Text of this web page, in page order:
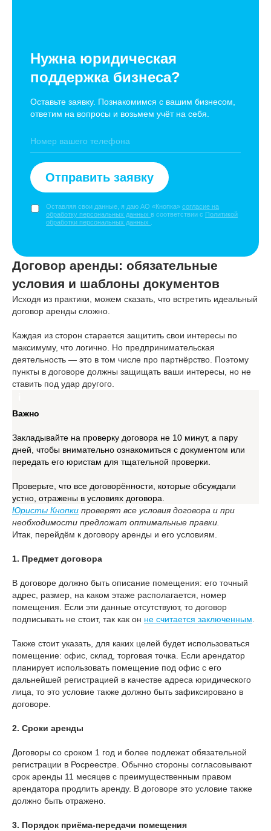
Нужна юридическая
поддержка бизнеса?
Оставьте заявку. Познакомимся с вашим бизнесом,
ответим на вопросы и возьмем учёт на себя.
Отправить заявку
Оставляя свои данные, я даю АО «Кнопка» согласие на
обработку персональных данных в соответствии с Политикой
обработки персональных данных
Договор аренды: обязательные
условия и шаблоны документов
Исходя из практики, можем сказать, что встретить идеальный
договор аренды сложно.
Каждая из сторон старается защитить свои интересы по
максимуму, что логично. Но предпринимательская
деятельность — это в том числе про партнёрство. Поэтому
пункты в договоре должны защищать ваши интересы, но не
ставить под удар другого.
Важно
Закладывайте на проверку договора не 10 минут, а пару
дней, чтобы внимательно ознакомиться с документом или
передать его юристам для тщательной проверки.
Проверьте, что все договорённости, которые обсуждали
устно, отражены в условиях договора.
Юристы Кнопки проверят все условия договора и при
необходимости предложат оптимальные правки.
Итак, перейдём к договору аренды и его условиям.
1. Предмет договора
В договоре должно быть описание помещения: его точный
адрес, размер, на каком этаже располагается, номер
помещения. Если эти данные отсутствуют, то договор
подписывать не стоит, так как он не считается заключенным
Также стоит указать, для каких целей будет использоваться
помещение: офис, склад, торговая точка. Если арендатор
планирует использовать помещение под офис с его
дальнейшей регистрацией в качестве адреса юридического
лица, то это условие также должно быть зафиксировано в
договоре.
2. Сроки аренды
Договоры со сроком 1 год и более подлежат обязательной
регистрации в Росреестре. Обычно стороны согласовывают
срок аренды 11 месяцев с преимущественным правом
арендатора продлить аренду. В договоре это условие также
должно быть отражено.
3. Порядок приёма-передачи помещения